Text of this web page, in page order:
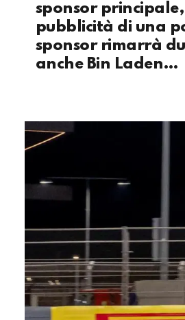
sponsor
pubblicità di una
sponsor rimarrà
anche Bin Laden…